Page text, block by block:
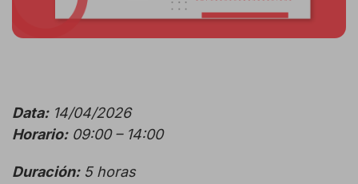
Data:14/04/2026
Horario:09:00 – 14:00
Duración:5 horas